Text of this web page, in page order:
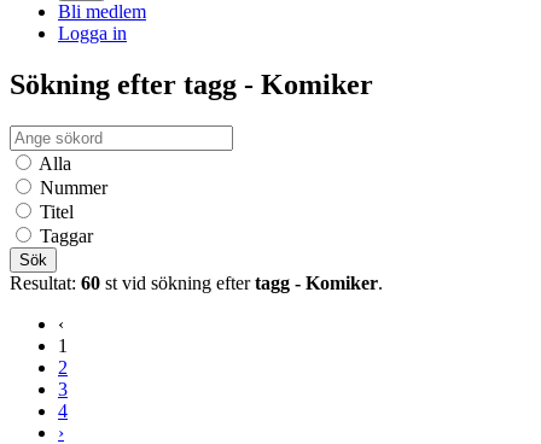
Bli medlem
Logga in
Sökning efter tagg - Komiker
Alla
Nummer
Titel
Taggar
Sök
Resultat: 60 st vid sökning eftertagg - Komiker.
‹
1
2
3
4
›